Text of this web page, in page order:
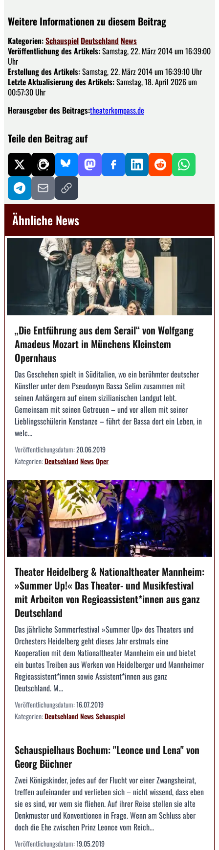
Weitere Informationen zu diesem Beitrag
Kategorien:Schauspiel Deutschland News
Veröffentlichung des Artikels:Samstag, 22. März 2014 um 16:39:00
Uhr
Erstellung des Artikels:Samstag, 22. März 2014 um 16:39:10 Uhr
Letzte Aktualisierung des Artikels:Samstag, 18. April 2026 um
00:57:30 Uhr
Herausgeber des Beitrags:theaterkompass.de
Teile den Beitrag auf
Ähnliche News
„Die Entführung aus dem Serail“ von Wolfgang
Amadeus Mozart in Münchens Kleinstem
Opernhaus
Das Geschehen spielt in Süditalien, wo ein berühmter deutscher
Künstler unter dem Pseudonym Bassa Selim zusammen mit
seinen Anhängern auf einem sizilianischen Landgut lebt.
Gemeinsam mit seinen Getreuen – und vor allem mit seiner
Lieblingsschülerin Konstanze – führt der Bassa dort ein Leben, in
welc...
Veröffentlichungsdatum:20.06.2019
Kategorien:DeutschlandNewsOper
Theater Heidelberg & Nationaltheater Mannheim:
»Summer Up!« Das Theater- und Musikfestival
mit Arbeiten von Regieassistent*innen aus ganz
Deutschland
Das jährliche Sommerfestival »Summer Up« des Theaters und
Orchesters Heidelberg geht dieses Jahr erstmals eine
Kooperation mit dem Nationaltheater Mannheim ein und bietet
ein buntes Treiben aus Werken von Heidelberger und Mannheimer
Regieassistent*innen sowie Assistent*innen aus ganz
Deutschland. M...
Veröffentlichungsdatum:16.07.2019
Kategorien:DeutschlandNewsSchauspiel
Schauspielhaus Bochum: "Leonce und Lena" von
Georg Büchner
Zwei Königskinder, jedes auf der Flucht vor einer Zwangsheirat,
treffen aufeinander und verlieben sich – nicht wissend, dass eben
sie es sind, vor wem sie fliehen. Auf ihrer Reise stellen sie alte
Denkmuster und Konventionen in Frage. Wenn am Schluss aber
doch die Ehe zwischen Prinz Leonce vom Reich...
Veröffentlichungsdatum:19.05.2019